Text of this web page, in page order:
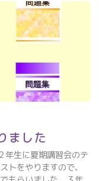
ました
年生に夏期講習会のテ
トをやりますので、